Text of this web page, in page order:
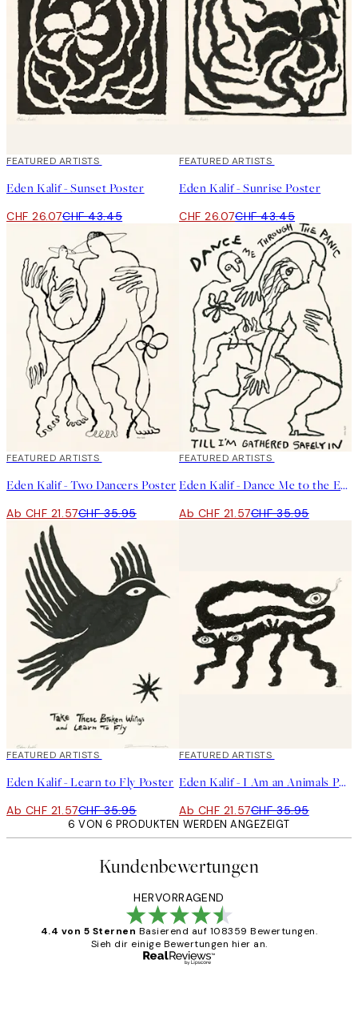
40%*
FEATURED ARTISTS
Eden Kalif - Sunset Poster
CHF 26.07CHF 43.45
40%*
FEATURED ARTISTS
Eden Kalif - Sunrise Poster
CHF 26.07CHF 43.45
40%*
FEATURED ARTISTS
Eden Kalif - Two Dancers Poster
Ab CHF 21.57CHF 35.95
40%*
FEATURED ARTISTS
Eden Kalif - Dance Me to the End of Love Poster
Ab CHF 21.57CHF 35.95
40%*
FEATURED ARTISTS
Eden Kalif - Learn to Fly Poster
Ab CHF 21.57CHF 35.95
40%*
FEATURED ARTISTS
Eden Kalif - I Am an Animals Poster
Ab CHF 21.57CHF 35.95
6 VON 6 PRODUKTEN WERDEN ANGEZEIGT
Kundenbewertungen
HERVORRAGEND
4.4 von 5 Sternen Basierend auf 108359 Bewertungen.
Sieh dir einige Bewertungen hier an.